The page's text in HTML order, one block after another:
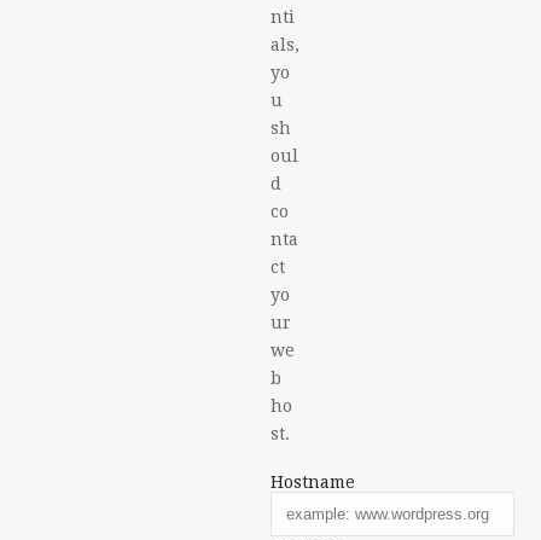
nti
als,
yo
u
sh
oul
d
co
nta
ct
yo
ur
we
b
ho
st.
Hostname